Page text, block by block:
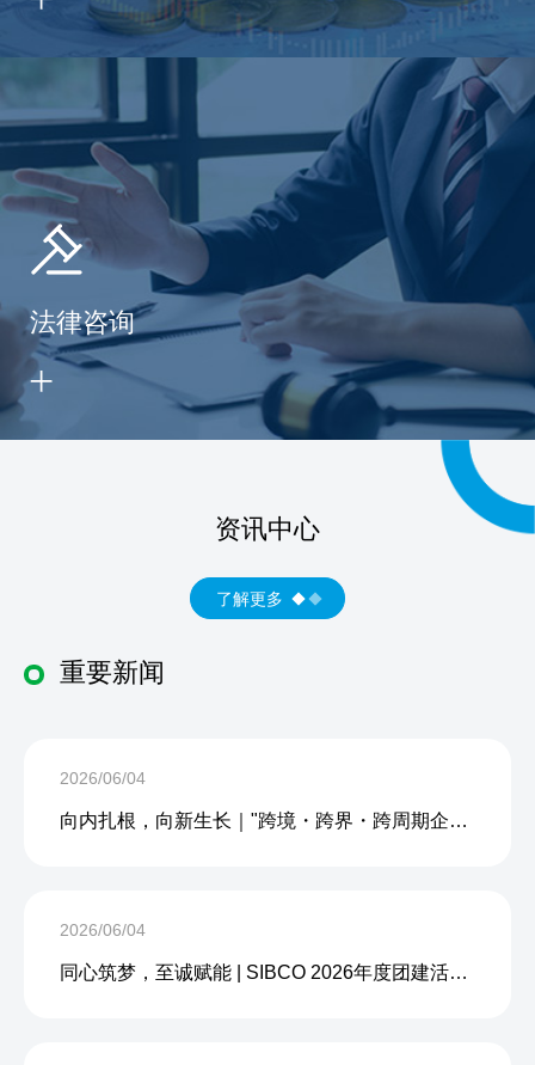
法律咨询
资讯中心
了解更多
重要新闻
2026/06/04
向内扎根，向新生长｜"跨境・跨界・跨周期企业内生力沙龙"成功举办
2026/06/04
同心筑梦，至诚赋能 | SIBCO 2026年度团建活动圆满收官